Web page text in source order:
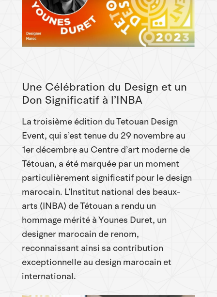
Une Célébration du Design et un
Don Significatif à l’INBA
La troisième édition du Tetouan Design
Event, qui s’est tenue du 29 novembre au
1er décembre au Centre d’art moderne de
Tétouan, a été marquée par un moment
particulièrement significatif pour le design
marocain. L’Institut national des beaux-
arts (INBA) de Tétouan a rendu un
hommage mérité à Younes Duret, un
designer marocain de renom,
reconnaissant ainsi sa contribution
exceptionnelle au design marocain et
international.